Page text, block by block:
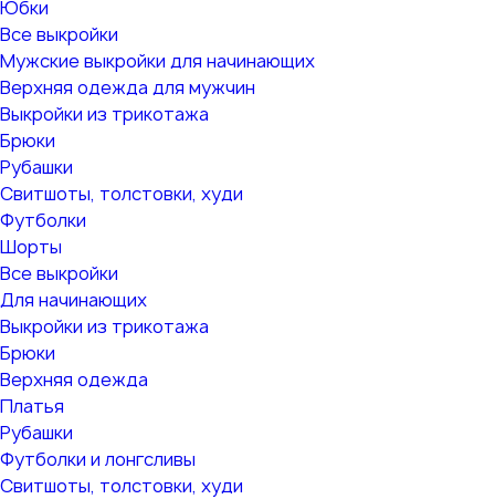
Юбки
Все выкройки
Мужские выкройки для начинающих
Верхняя одежда для мужчин
Выкройки из трикотажа
Брюки
Рубашки
Свитшоты, толстовки, худи
Футболки
Шорты
Все выкройки
Для начинающих
Выкройки из трикотажа
Брюки
Верхняя одежда
Платья
Рубашки
Футболки и лонгсливы
Свитшоты, толстовки, худи